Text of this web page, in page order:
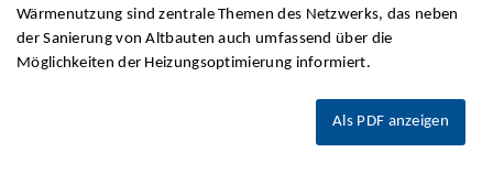
Wärmenutzung sind zentrale Themen des Netzwerks, das neben
der Sanierung von Altbauten auch umfassend über die
Möglichkeiten der Heizungsoptimierung informiert.
Als PDF anzeigen